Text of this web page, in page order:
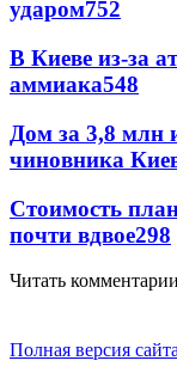
ударом752
В Киеве из-за
аммиака548
Дом за 3,8 млн
чиновника
Стоимость
почти вдвое298
Читать комментарии
Полная версия сайта